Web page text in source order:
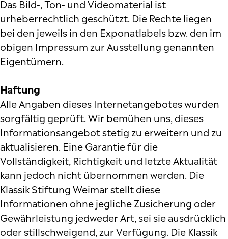
Das Bild-, Ton- und Videomaterial ist
urheberrechtlich geschützt. Die Rechte liegen
bei den jeweils in den Exponatlabels bzw. den im
obigen Impressum zur Ausstellung genannten
Eigentümern.
Haftung
Alle Angaben dieses Internetangebotes wurden
sorgfältig geprüft. Wir bemühen uns, dieses
Informationsangebot stetig zu erweitern und zu
aktualisieren. Eine Garantie für die
Vollständigkeit, Richtigkeit und letzte Aktualität
kann jedoch nicht übernommen werden. Die
Klassik Stiftung Weimar stellt diese
Informationen ohne jegliche Zusicherung oder
Gewährleistung jedweder Art, sei sie ausdrücklich
oder stillschweigend, zur Verfügung. Die Klassik